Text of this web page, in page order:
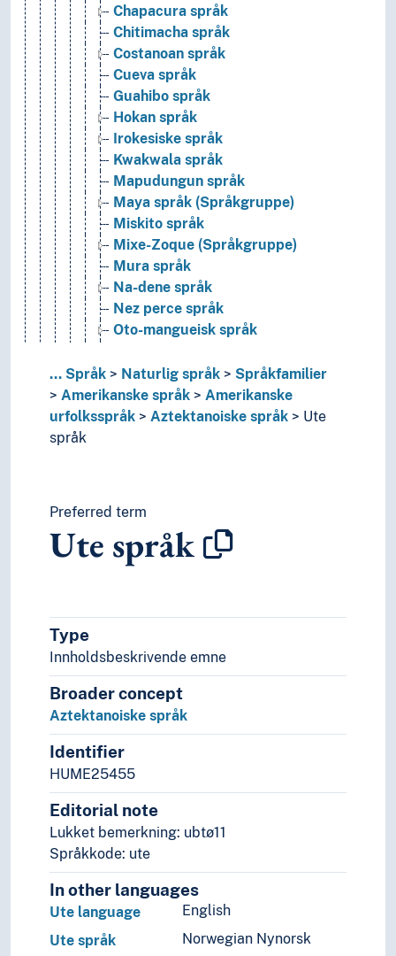
Chapacura språk
Chitimacha språk
Costanoan språk
Cueva språk
Guahibo språk
Hokan språk
Irokesiske språk
Kwakwala språk
Mapudungun språk
Maya språk (Språkgruppe)
Miskito språk
Mixe-Zoque (Språkgruppe)
Mura språk
Na-dene språk
Nez perce språk
Oto-mangueisk språk
Puelche språk
Salish språk
Sioux språk (Språkgruppe)
Wakashan språk
Warao språk
Yagua språk
Austroasiatiske språk
Caddoanske språk
Chon språk
Dravidiske språk
Guaicuruanske språk
Hmong-mien språk
Indoeuropeiske språk
Japoniske språk
Kakua-Nukakan språk
Karibiske språk
Kaukasiske språk
Koreansk språk
Mataguyanske språk
Munda språk (Språkfamilie)
... Språk Naturlig språk
Språkfamilier
Amerikanske språk
Amerikanske
urfolksspråk
Aztektanoiske språk
Ute
språk
Preferred term
Ute språk
Type
Innholdsbeskrivende emne
Broader concept
Aztektanoiske språk
Identifier
HUME25455
Editorial note
Lukket bemerkning: ubtø11
Språkkode: ute
In other languages
English
Ute language
Norwegian Nynorsk
Ute språk